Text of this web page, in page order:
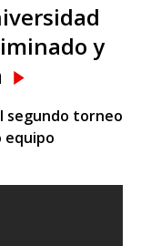
y
segundo torneo
equipo